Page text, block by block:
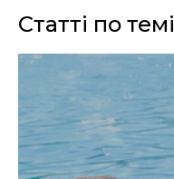
Статті по темі